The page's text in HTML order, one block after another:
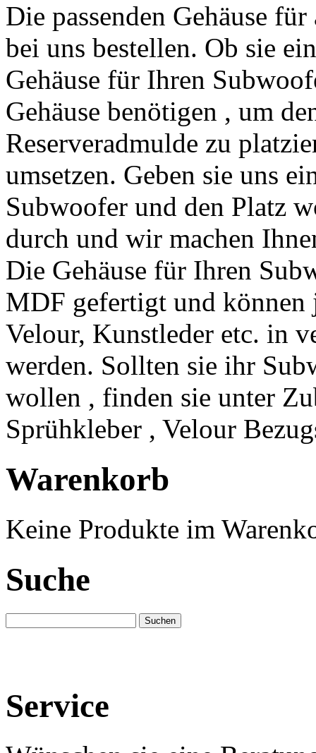
Die passenden Gehäuse
bei uns bestellen. Ob sie
Gehäuse für Ihren
Gehäuse benötigen , um
Reserveradmulde zu
umsetzen. Geben sie uns
Subwoofer und den Platz
durch und wir machen
Die Gehäuse für Ihren
MDF gefertigt und können
Velour, Kunstleder etc. in
werden. Sollten sie ihr
wollen , finden sie unter
Sprühkleber , Velour
Warenkorb
Keine Produkte im
Suche
Service